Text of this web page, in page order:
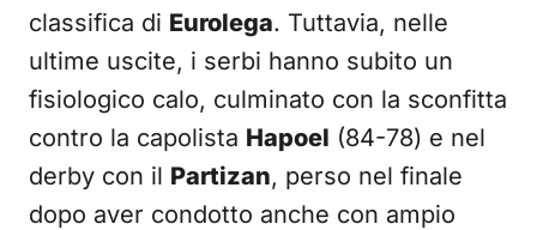
classifica di Eurolega. Tuttavia, nelle
ultime uscite, i serbi hanno subito un
fisiologico calo, culminato con la sconfitta
contro la capolista Hapoel (84-78) e nel
derby con il Partizan, perso nel finale
dopo aver condotto anche con ampio